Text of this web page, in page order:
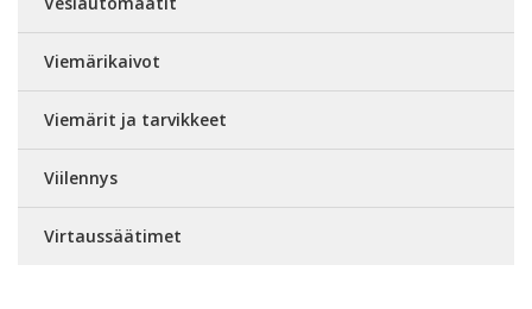
Viemärikaivot
Viemärit ja tarvikkeet
Viilennys
Virtaussäätimet